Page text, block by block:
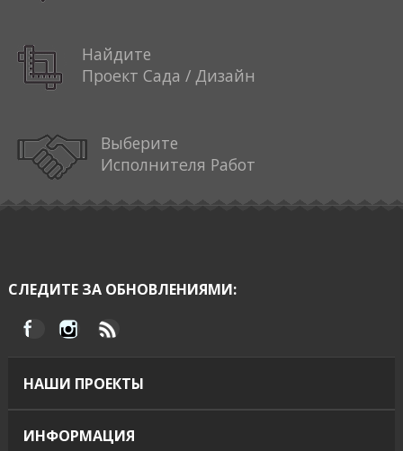
Найдите
Проект Сада / Дизайн
Выберите
Исполнителя Работ
СЛЕДИТЕ ЗА ОБНОВЛЕНИЯМИ:
НАШИ ПРОЕКТЫ
ИНФОРМАЦИЯ